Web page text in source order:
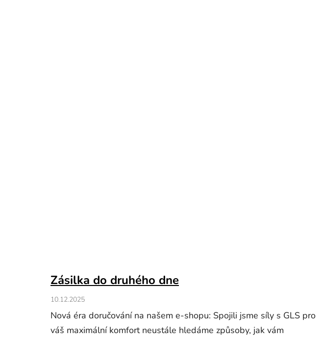
Zásilka do druhého dne
10.12.2025
Nová éra doručování na našem e-shopu: Spojili jsme síly s GLS pro
váš maximální komfort neustále hledáme způsoby, jak vám